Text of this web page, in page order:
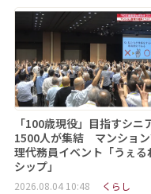
「100歳現役」目指すシニ
1500人が集結 マンショ
理代務員イベント「うぇる
シップ」
2026.08.04 10:48 くらし